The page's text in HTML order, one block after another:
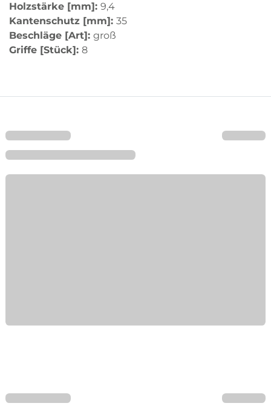
Holzstärke [mm]: 9,4
Kantenschutz [mm]: 35
Beschläge [Art]: groß
Griffe [Stück]: 8